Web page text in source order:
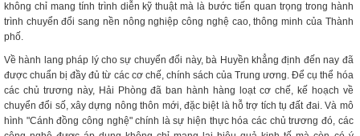
không chỉ mang tính trình diễn kỹ thuật mà là bước tiến quan trọng trong hành
trình chuyển đổi sang nền nông nghiệp công nghệ cao, thông minh của Thành
phố.
Về hành lang pháp lý cho sự chuyển đổi này, bà Huyền khẳng định đến nay đã
được chuẩn bị đầy đủ từ các cơ chế, chính sách của Trung ương. Để cụ thể hóa
các chủ trương này, Hải Phòng đã ban hành hàng loạt cơ chế, kế hoạch về
chuyển đổi số, xây dựng nông thôn mới, đặc biệt là hỗ trợ tích tụ đất đai. Và mô
hình "Cánh đồng công nghệ" chính là sự hiện thực hóa các chủ trương đó, các